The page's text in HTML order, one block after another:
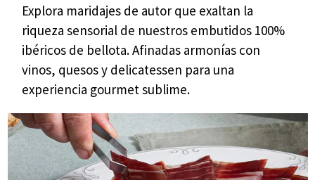
Explora maridajes de autor que exaltan la
riqueza sensorial de nuestros embutidos 100%
ibéricos de bellota. Afinadas armonías con
vinos, quesos y delicatessen para una
experiencia gourmet sublime.